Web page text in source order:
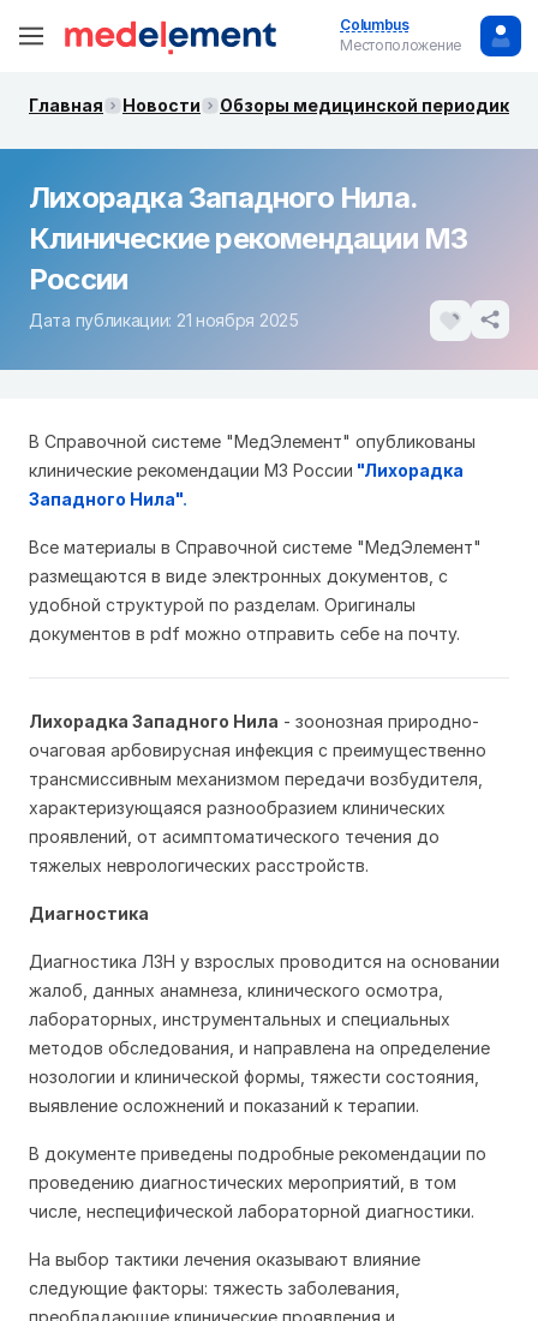
Columbus
Местоположение
Главная Новости Обзоры медицинской периодики.
Лихорадка Западного Нила.
Клинические рекомендации МЗ
России
Дата публикации: 21 ноября 2025
В Справочной системе "МедЭлемент" опубликованы
клинические рекомендации МЗ России "Лихорадка
Западного Нила".
Все материалы в Справочной системе "МедЭлемент"
размещаются в виде электронных документов, с
удобной структурой по разделам. Оригиналы
документов в pdf можно отправить себе на почту.
Лихорадка Западного Нила - зоонозная природно-
очаговая арбовирусная инфекция с преимущественно
трансмиссивным механизмом передачи возбудителя,
характеризующаяся разнообразием клинических
проявлений, от асимптоматического течения до
тяжелых неврологических расстройств.
Диагностика
Диагностика ЛЗН у взрослых проводится на основании
жалоб, данных анамнеза, клинического осмотра,
лабораторных, инструментальных и специальных
методов обследования, и направлена на определение
нозологии и клинической формы, тяжести состояния,
выявление осложнений и показаний к терапии.
В документе приведены подробные рекомендации по
проведению диагностических мероприятий, в том
числе, неспецифической лабораторной диагностики.
На выбор тактики лечения оказывают влияние
следующие факторы: тяжесть заболевания,
преобладающие клинические проявления и